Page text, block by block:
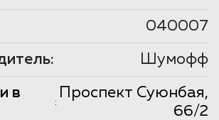
040007
Шумофф
в
:
Проспект Суюнбая,
66/2